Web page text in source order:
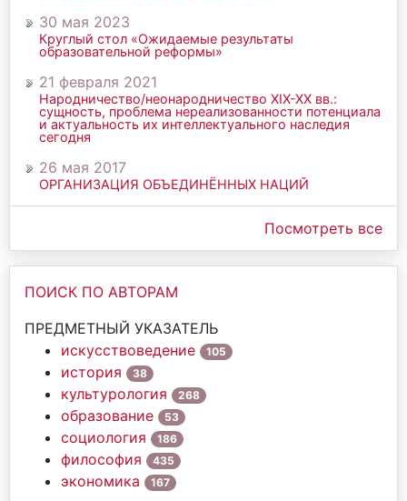
30 мая 2023
Круглый стол «Ожидаемые результаты
образовательной реформы»
21 февраля 2021
Народничество/неонародничество ХIХ-ХХ вв.:
сущность, проблема нереализованности потенциала
и актуальность их интеллектуального наследия
сегодня
26 мая 2017
ОРГАНИЗАЦИЯ ОБЪЕДИНЁННЫХ НАЦИЙ
Посмотреть все
ПОИСК ПО АВТОРАМ
ПРЕДМЕТНЫЙ УКАЗАТЕЛЬ
искусствоведение
105
история 38
культурология 268
образование 53
социология 186
философия 435
экономика 167